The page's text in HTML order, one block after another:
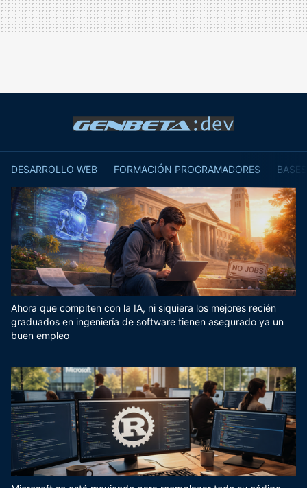
DESARROLLO WEB FORMACIÓN PROGRAMADORES
Ahora que compiten con la IA, ni siquiera los mejores recién
graduados en ingeniería de software tienen asegurado ya un
buen empleo